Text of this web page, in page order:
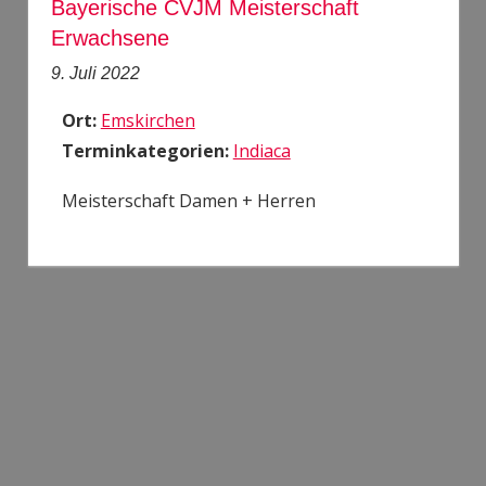
Bayerische CVJM Meisterschaft
Erwachsene
9. Juli 2022
Ort: Emskirchen
Terminkategorien: Indiaca
Meisterschaft Damen + Herren